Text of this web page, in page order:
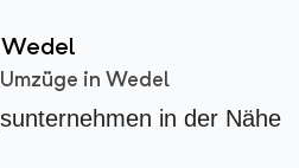
Wedel
in Wedel